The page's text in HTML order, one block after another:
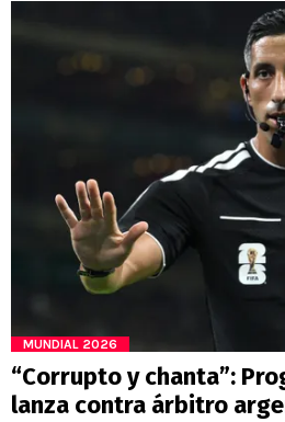
MUNDIAL 2026
“Corrupto y chanta”:
lanza contra árbitro